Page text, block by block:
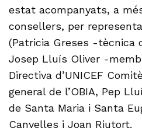
estat acompanyats, a
consellers, per
(Patricia Greses -tècnica
Josep Lluís Oliver -
Directiva d’UNICEF
general de l’OBIA, Pep
de Santa Maria i Santa
Canyelles i Joan Riutort.